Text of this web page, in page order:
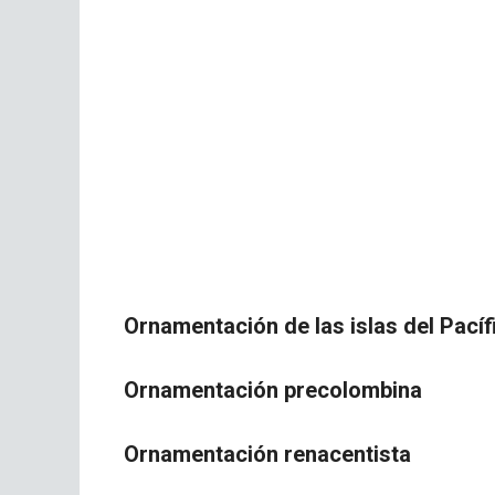
Ornamentación de las islas del
Ornamentación precolombina
Ornamentación renacentista